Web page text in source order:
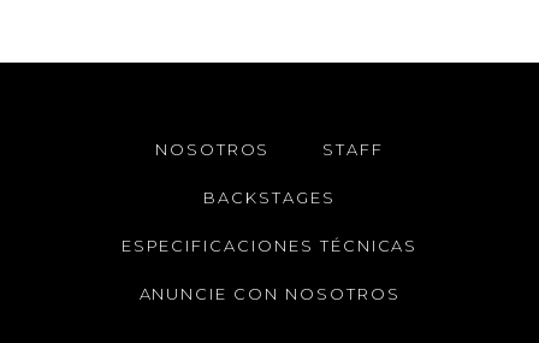
NOSOTROS STAFF
BACKSTAGES
ESPECIFICACIONES TÉCNICAS
ANUNCIE CON NOSOTROS